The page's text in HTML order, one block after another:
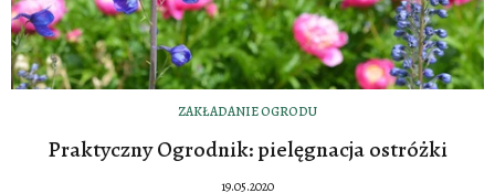
ZAKŁADANIE OGRODU
Praktyczny Ogrodnik: pielęgnacja ostróżki
19.05.2020